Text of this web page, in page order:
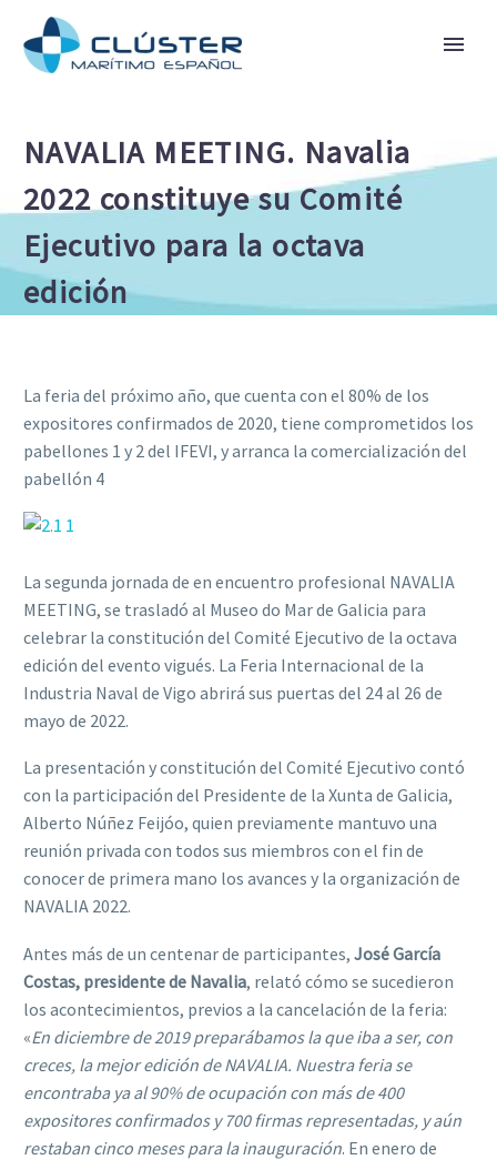
NAVALIA MEETING. Navalia
2022 constituye su Comité
Ejecutivo para la octava
edición
La feria del próximo año, que cuenta con el 80% de los
expositores confirmados de 2020, tiene comprometidos los
pabellones 1 y 2 del IFEVI, y arranca la comercialización del
pabellón 4
La segunda jornada de en encuentro profesional NAVALIA
MEETING, se trasladó al Museo do Mar de Galicia para
celebrar la constitución del Comité Ejecutivo de la octava
edición del evento vigués. La Feria Internacional de la
Industria Naval de Vigo abrirá sus puertas del 24 al 26 de
mayo de 2022.
La presentación y constitución del Comité Ejecutivo contó
con la participación del Presidente de la Xunta de Galicia,
Alberto Núñez Feijóo, quien previamente mantuvo una
reunión privada con todos sus miembros con el fin de
conocer de primera mano los avances y la organización de
NAVALIA 2022.
Antes más de un centenar de participantes, José García
Costas, presidente de Navalia, relató cómo se sucedieron
los acontecimientos, previos a la cancelación de la feria:
«En diciembre de 2019 preparábamos la que iba a ser, con
creces, la mejor edición de NAVALIA. Nuestra feria se
encontraba ya al 90% de ocupación con más de 400
expositores confirmados y 700 firmas representadas, y aún
restaban cinco meses para la inauguración. En enero de